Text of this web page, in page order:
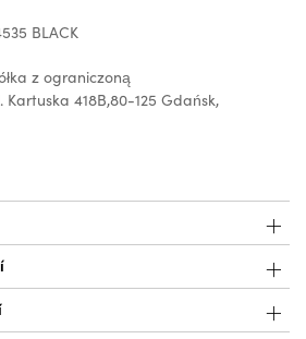
BLACK
z ograniczoną
418B,80-125 Gdańsk,